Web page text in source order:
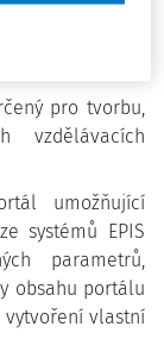
systém pro
zpracování a
pro tvorbu,
vzdělávacích
umožňující
systémů EPIS
parametrů,
obsahu portálu
vlastní